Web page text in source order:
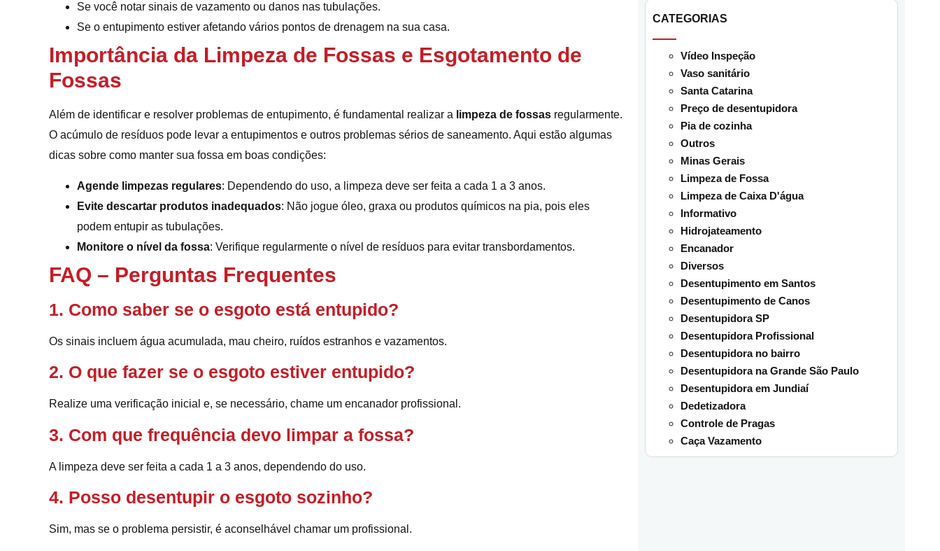
Se você notar sinais de vazamento ou danos nas tubulações.
Se o entupimento estiver afetando vários pontos de drenagem na sua casa.
Importância da Limpeza de Fossas e Esgotamento de
Fossas
Além de identificar e resolver problemas de entupimento, é fundamental realizar a limpeza de fossas regularmente.
O acúmulo de resíduos pode levar a entupimentos e outros problemas sérios de saneamento. Aqui estão algumas
dicas sobre como manter sua fossa em boas condições:
Agende limpezas regulares: Dependendo do uso, a limpeza deve ser feita a cada 1 a 3 anos.
Evite descartar produtos inadequados: Não jogue óleo, graxa ou produtos químicos na pia, pois eles
podem entupir as tubulações.
Monitore o nível da fossa: Verifique regularmente o nível de resíduos para evitar transbordamentos.
FAQ – Perguntas Frequentes
1. Como saber se o esgoto está entupido?
Os sinais incluem água acumulada, mau cheiro, ruídos estranhos e vazamentos.
2. O que fazer se o esgoto estiver entupido?
Realize uma verificação inicial e, se necessário, chame um encanador profissional.
3. Com que frequência devo limpar a fossa?
A limpeza deve ser feita a cada 1 a 3 anos, dependendo do uso.
4. Posso desentupir o esgoto sozinho?
Sim, mas se o problema persistir, é aconselhável chamar um profissional.
CATEGORIAS
Vídeo Inspeção
Vaso sanitário
Santa Catarina
Preço de desentupidora
Pia de cozinha
Outros
Minas Gerais
Limpeza de Fossa
Limpeza de Caixa D'água
Informativo
Hidrojateamento
Encanador
Diversos
Desentupimento em Santos
Desentupimento de Canos
Desentupidora SP
Desentupidora Profissional
Desentupidora no bairro
Desentupidora na Grande São Paulo
Desentupidora em Jundiaí
Dedetizadora
Controle de Pragas
Caça Vazamento